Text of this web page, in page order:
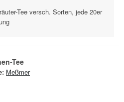
Tee versch. Sorten, jede 20er
Tee
Meßmer